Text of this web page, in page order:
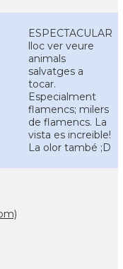
ESPECTACULAR
lloc ver veure
animals
salvatges a
tocar.
Especialment
flamencs; milers
de flamencs. La
vista es increible!
La olor també ;D